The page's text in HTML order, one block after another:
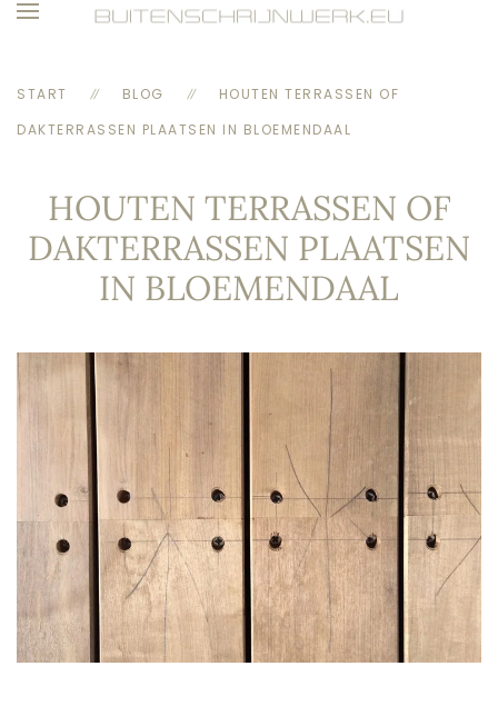
START BLOG
HOUTEN TERRASSEN OF
DAKTERRASSEN PLAATSEN IN BLOEMENDAAL
HOUTEN TERRASSEN OF
DAKTERRASSEN PLAATSEN
IN BLOEMENDAAL